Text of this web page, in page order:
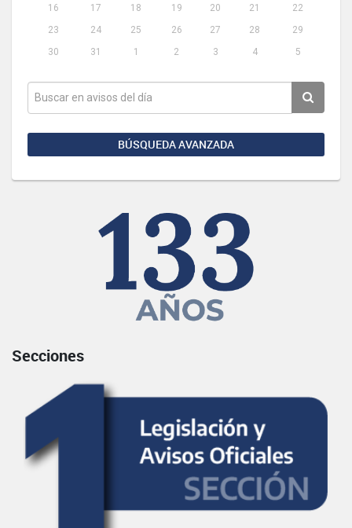
16
17 18 19 20 21
22
23
24 25 26 27 28
29
30
31 1 2 3 4 5
BÚSQUEDA AVANZADA
Secciones